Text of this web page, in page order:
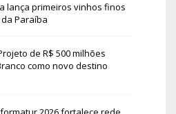
lança primeiros vinhos finos
Paraíba
de R$ 500 milhões
como novo destino